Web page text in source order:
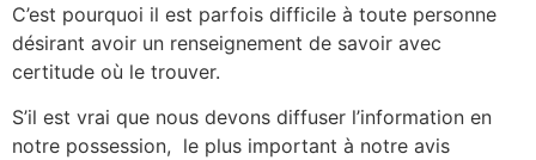
C’est pourquoi il est parfois difficile à toute personne
désirant avoir un renseignement de savoir avec
certitude où le trouver.
S’il est vrai que nous devons diffuser l’information en
notre possession, le plus important à notre avis